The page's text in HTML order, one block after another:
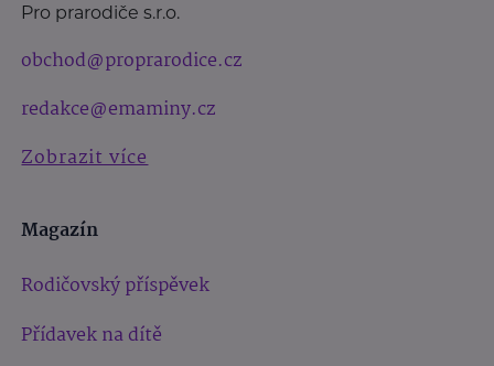
Pro prarodiče s.r.o.
obchod@proprarodice.cz
redakce@emaminy.cz
Zobrazit více
Magazín
Rodičovský příspěvek
Přídavek na dítě